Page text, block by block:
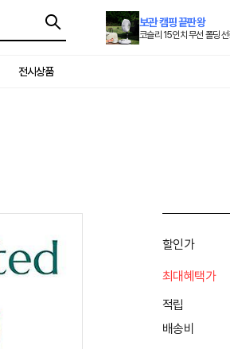
보관 캠핑 끝판왕
코슬리 15인치 무선 폴딩
전시상품
할인가
최대혜택가
적립
배송비